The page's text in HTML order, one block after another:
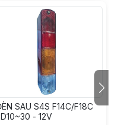
SAU S4S F14C/F18C
- 12V